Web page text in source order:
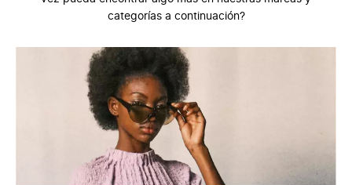
categorías a continuación?